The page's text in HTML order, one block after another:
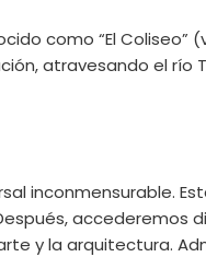
como “El Coliseo”
atravesando el río
inconmensurable.
accederemos
y la arquitectura.